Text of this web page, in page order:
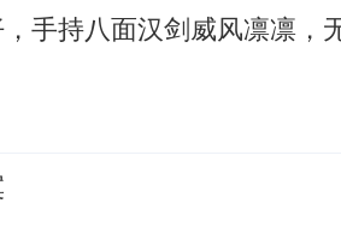
手持八面汉剑威风凛凛，